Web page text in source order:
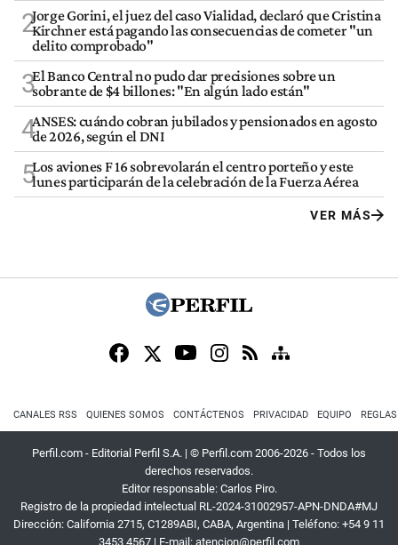
2Jorge Gorini, el juez del caso Vialidad, declaró que Cristina
Kirchner está pagando las consecuencias de cometer "un
delito comprobado"
3El Banco Central no pudo dar precisiones sobre un
sobrante de $4 billones: "En algún lado están"
4ANSES: cuándo cobran jubilados y pensionados en agosto
de 2026, según el DNI
5Los aviones F 16 sobrevolarán el centro porteño y este
lunes participarán de la celebración de la Fuerza Aérea
VER MÁS
CANALES RSS QUIENES SOMOS CONTÁCTENOS PRIVACIDAD EQUIPO
Perfil.com - Editorial Perfil S.A. | © Perfil.com 2006-2026 - Todos los
derechos reservados.
Editor responsable: Carlos Piro.
Registro de la propiedad intelectual RL-2024-31002957-APN-DNDA#MJ
Dirección: California 2715, C1289ABI, CABA, Argentina | Teléfono: +54 9 11
3453 4567 | E-mail: atencion@perfil.com